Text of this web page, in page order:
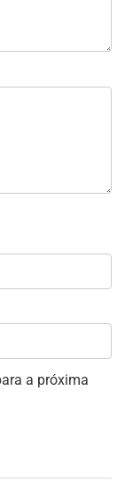
a próxima